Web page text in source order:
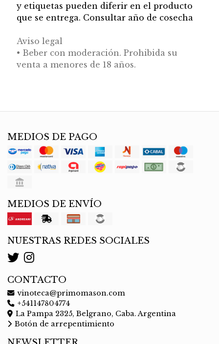
y etiquetas pueden diferir en el producto
que se entrega. Consultar año de cosecha
Aviso legal
• Beber con moderación. Prohibida su
venta a menores de 18 años.
MEDIOS DE PAGO
MEDIOS DE ENVÍO
NUESTRAS REDES SOCIALES
CONTACTO
vinoteca@primomason.com
+541147804774
La Pampa 2325, Belgrano, Caba. Argentina
Botón de arrepentimiento